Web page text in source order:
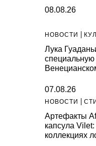
08.08.26
НОВОСТИ
Лука
специальную
07.08.26
НОВОСТИ
Артефакты
капсула
коллекциях